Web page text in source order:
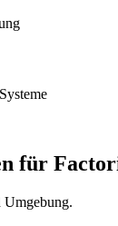
für
Umgebung.